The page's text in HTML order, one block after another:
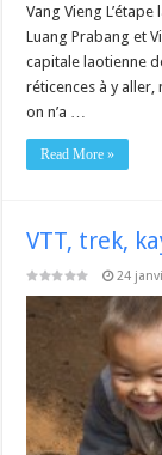
Vang Vieng
Luang Prabang et
capitale laotienne
réticences à y aller,
on n’a …
Read More »
VTT, trek,
24